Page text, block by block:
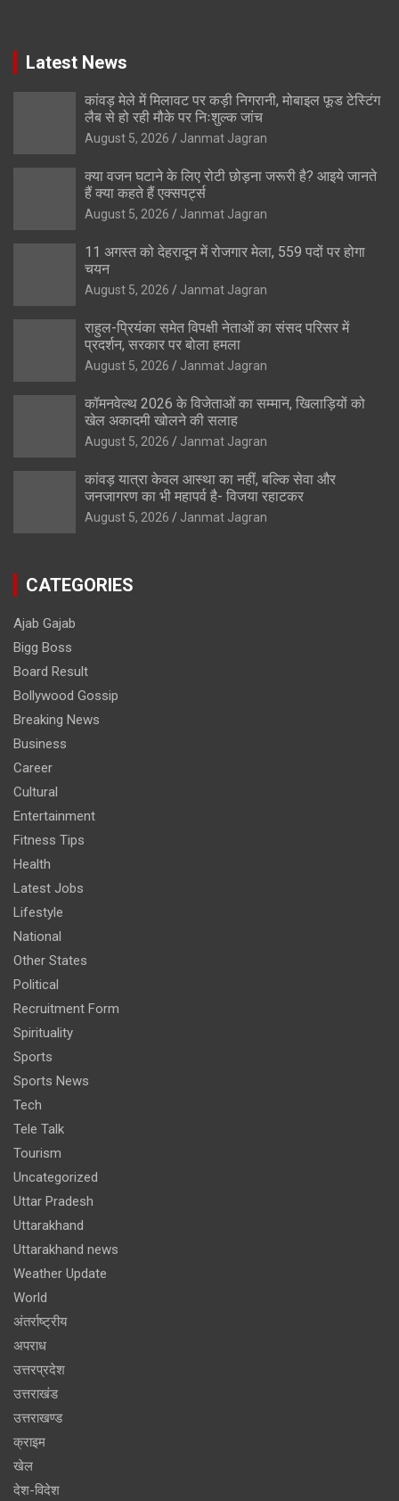
Latest News
कांवड़ मेले में मिलावट पर कड़ी निगरानी, मोबाइल फूड टेस्टिंग
लैब से हो रही मौके पर निःशुल्क जांच
August 5, 2026 Janmat Jagran
क्या वजन घटाने के लिए रोटी छोड़ना जरूरी है? आइये जानते
हैं क्या कहते हैं एक्सपर्ट्स
August 5, 2026 Janmat Jagran
11 अगस्त को देहरादून में रोजगार मेला, 559 पदों पर होगा
चयन
August 5, 2026 Janmat Jagran
राहुल-प्रियंका समेत विपक्षी नेताओं का संसद परिसर में
प्रदर्शन, सरकार पर बोला हमला
August 5, 2026 Janmat Jagran
कॉमनवेल्थ 2026 के विजेताओं का सम्मान, खिलाड़ियों को
खेल अकादमी खोलने की सलाह
August 5, 2026 Janmat Jagran
कांवड़ यात्रा केवल आस्था का नहीं, बल्कि सेवा और
जनजागरण का भी महापर्व है- विजया रहाटकर
August 5, 2026 Janmat Jagran
CATEGORIES
Ajab Gajab
Bigg Boss
Board Result
Bollywood Gossip
Breaking News
Business
Career
Cultural
Entertainment
Fitness Tips
Health
Latest Jobs
Lifestyle
National
Other States
Political
Recruitment Form
Spirituality
Sports
Sports News
Tech
Tele Talk
Tourism
Uncategorized
Uttar Pradesh
Uttarakhand
Uttarakhand news
Weather Update
World
अंतर्राष्ट्रीय
अपराध
उत्तरप्रदेश
उत्तराखंड
उत्तराखण्ड
क्राइम
खेल
देश-विदेश